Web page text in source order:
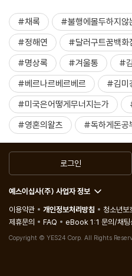
#채록 #불행에몰두하지않
#정해연
#달러구트꿈백화
#명상록
#겨울통 #
#베르나르베르베르
#김미
#미국은어떻게무너지는가
#영혼의왈츠
#독하게돈공
로그인
예스이십사(주) 사업자 정보
이용약관
개인정보처리방침
청소년보
제휴문의
FAQ eBook 1:1 문의/채팅
Copyright © YES24 Corp. All Rights